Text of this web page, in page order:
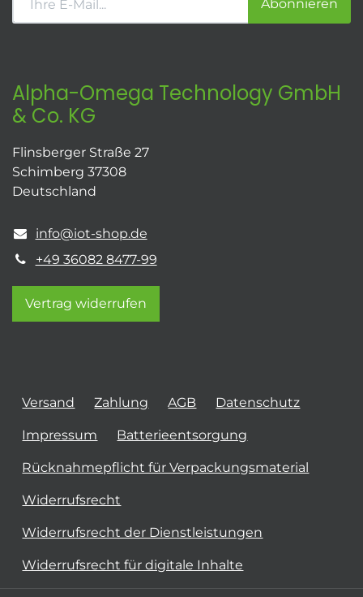
Abonnieren
Alpha-Omega Technology GmbH
& Co. KG
Flinsberger Straße 27
Schimberg 37308
Deutschland
info@iot-shop.de
+49 36082 8477-99
Vertrag widerrufen
Versand Zahlung AGB Datenschutz
Impressum Batterieentsorgung
Rücknahmepflicht für Verpackungsmaterial
Widerrufsrecht
Widerrufsrecht der Dienstleistungen
Widerrufsrecht für digitale Inhalte